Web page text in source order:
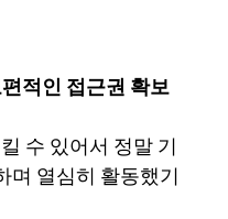
적인 접근권 확보
수 있어서 정말 기
며 열심히 활동했기